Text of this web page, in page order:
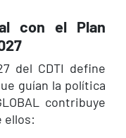
con el Plan
del CDTI define
guían la política
contribuye
ellos: